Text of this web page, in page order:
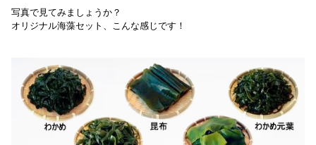
写真で見てみましょうか？
オリジナル海藻セット、こんな感じです！